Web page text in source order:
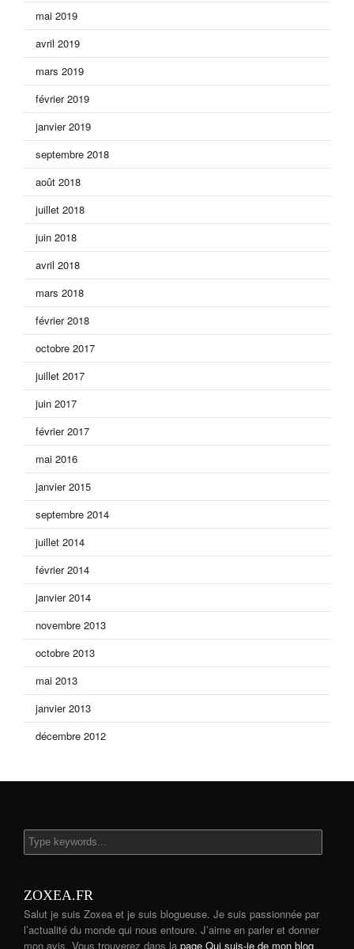
mai 2019
avril 2019
mars 2019
février 2019
janvier 2019
septembre 2018
août 2018
juillet 2018
juin 2018
avril 2018
mars 2018
février 2018
octobre 2017
juillet 2017
juin 2017
février 2017
mai 2016
janvier 2015
septembre 2014
juillet 2014
février 2014
janvier 2014
novembre 2013
octobre 2013
mai 2013
janvier 2013
décembre 2012
ZOXEA.FR
Salut je suis Zoxea et je suis blogueuse. Je suis passionnée par
l’actualité du monde qui nous entoure. J’aime en parler et donner
mon avis. Vous trouverez dans la page Qui suis-je de mon blog